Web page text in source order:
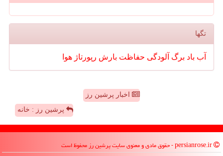
تگها
آب باد برگ آلودگی حفاظت بارش رپورتاژ هوا
اخبار پرشین رز
پرشین رز : خانه